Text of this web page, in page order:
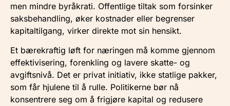
men mindre byråkrati. Offentlige tiltak som forsinker
saksbehandling, øker kostnader eller begrenser
kapitaltilgang, virker direkte mot sin hensikt.
Et bærekraftig løft for næringen må komme gjennom
effektivisering, forenkling og lavere skatte- og
avgiftsnivå. Det er privat initiativ, ikke statlige pakker,
som får hjulene til å rulle. Politikerne bør nå
konsentrere seg om å frigjøre kapital og redusere